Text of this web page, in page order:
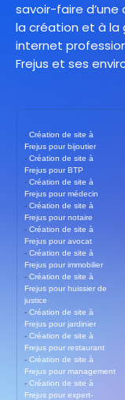
savoir-faire
la création et à la
internet
Frejus et ses
- Création de site à
Frejus pour bijoutier
- Création de site à
Frejus pour BTP
- Création de site à
Frejus pour médecin
- Création de site à
Frejus pour notaire
- Création de site à
Frejus pour avocat
- Création de site à
Frejus pour immobilier
- Création de site à
Frejus pour huissier de
justice
- Création de site à
Frejus pour jardinier
- Création de site à
Frejus pour restaurant
- Création de site à
Frejus pour management
- Création de site à
Frejus pour expert-